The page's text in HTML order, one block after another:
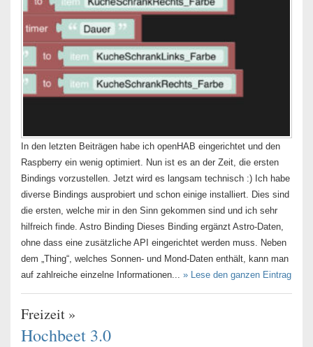
In den letzten Beiträgen habe ich openHAB eingerichtet und den
Raspberry ein wenig optimiert. Nun ist es an der Zeit, die ersten
Bindings vorzustellen. Jetzt wird es langsam technisch :) Ich habe
diverse Bindings ausprobiert und schon einige installiert. Dies sind
die ersten, welche mir in den Sinn gekommen sind und ich sehr
hilfreich finde. Astro Binding Dieses Binding ergänzt Astro-Daten,
ohne dass eine zusätzliche API eingerichtet werden muss. Neben
dem „Thing“, welches Sonnen- und Mond-Daten enthält, kann man
auf zahlreiche einzelne Informationen... » Lese den ganzen Eintrag
Freizeit »
Hochbeet 3.0